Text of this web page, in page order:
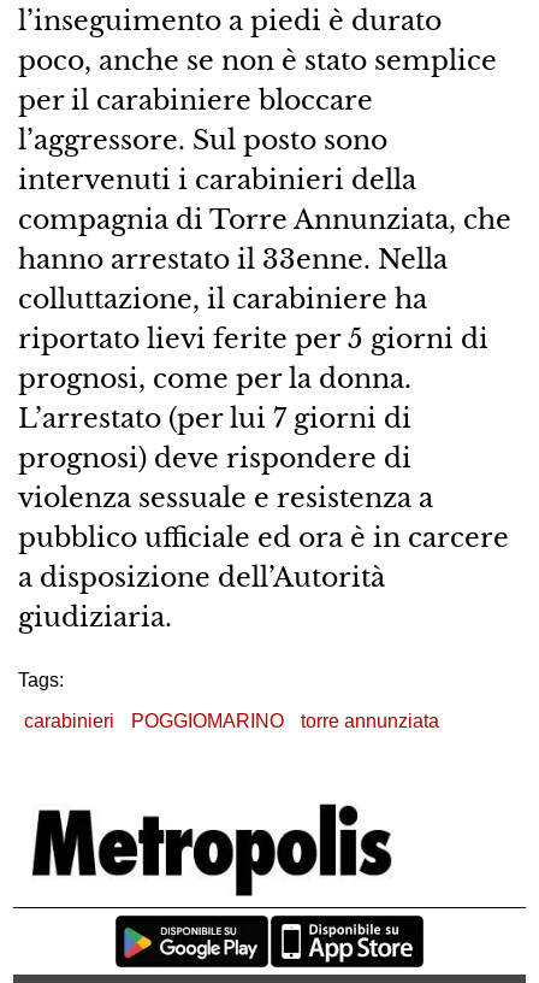
l’inseguimento a piedi è durato
poco, anche se non è stato semplice
per il carabiniere bloccare
l’aggressore. Sul posto sono
intervenuti i carabinieri della
compagnia di Torre Annunziata, che
hanno arrestato il 33enne. Nella
colluttazione, il carabiniere ha
riportato lievi ferite per 5 giorni di
prognosi, come per la donna.
L’arrestato (per lui 7 giorni di
prognosi) deve rispondere di
violenza sessuale e resistenza a
pubblico ufficiale ed ora è in carcere
a disposizione dell’Autorità
giudiziaria.
Tags:
carabinieri
POGGIOMARINO torre annunziata